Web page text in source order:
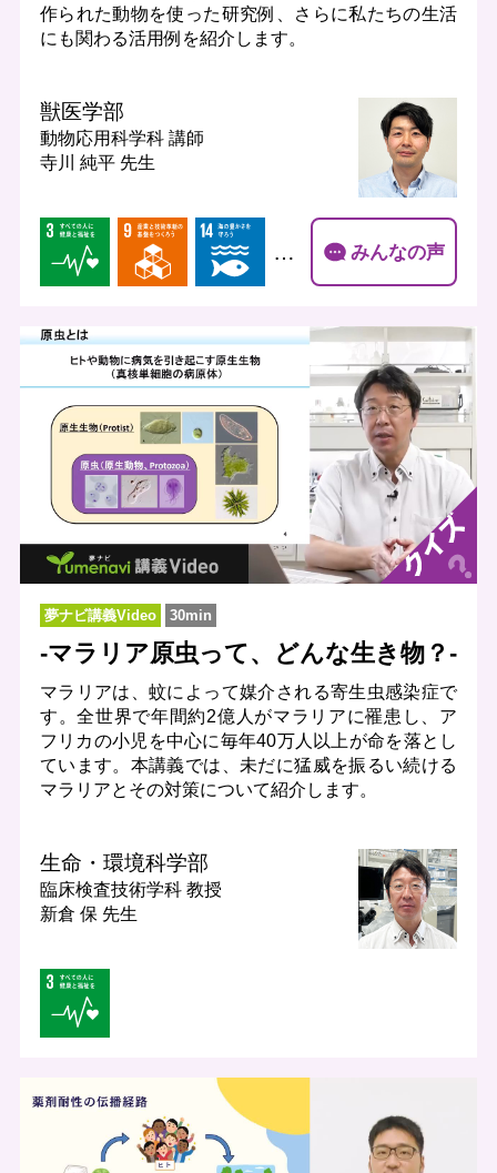
作られた動物を使った研究例、さらに私たちの生活
にも関わる活用例を紹介します。
獣医学部
動物応用科学科 講師
寺川 純平 先生
… みんなの声
夢ナビ講義Video 30min
-マラリア原虫って、どんな生き物？-
マラリアは、蚊によって媒介される寄生虫感染症で
す。全世界で年間約2億人がマラリアに罹患し、ア
フリカの小児を中心に毎年40万人以上が命を落とし
ています。本講義では、未だに猛威を振るい続ける
マラリアとその対策について紹介します。
生命・環境科学部
臨床検査技術学科 教授
新倉 保 先生